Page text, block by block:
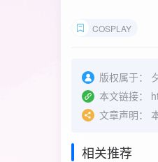
COSPLAY
版权属于：
本文链接：
文章声明：
相关推荐